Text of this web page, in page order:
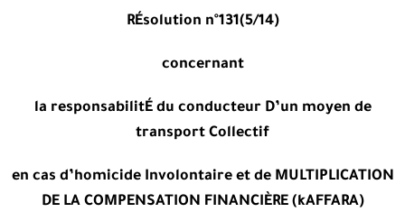
RÉsolution n°131(5/14)
concernant
la responsabilitÉ du conducteur D’un moyen de
transport Collectif
en cas d’homicide Involontaire et de MULTIPLICATION
DE LA COMPENSATION FINANCIÈRE (kAFFARA)